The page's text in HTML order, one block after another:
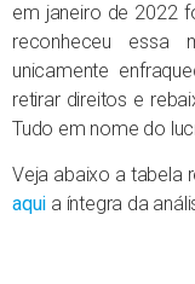
em janeiro de 2022
reconheceu essa
unicamente
retirar direitos e
Tudo em nome do
Veja abaixo a tabela
aqui a íntegra da